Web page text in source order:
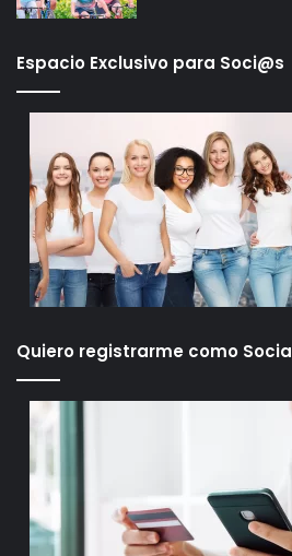
Espacio Exclusivo para Soci@s
Quiero registrarme como Socia